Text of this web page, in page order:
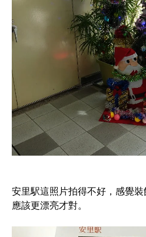
安里駅這照片拍得不好，感覺
應該更漂亮才對。